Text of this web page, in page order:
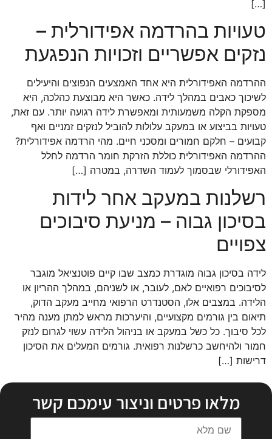
[…]
טעויות בהרדמה אפידורלית –
נזקים אפשריים וזכויות הנפגעת
ההרדמה האפידורלית היא אחד האמצעים הנפוצים והיעילים
לשיכוך כאבים במהלך לידה. כאשר היא מבוצעת כהלכה, היא
מספקת הקלה משמעותית ומאפשרת לידה רגועה יותר. עם זאת,
טעויות בביצוע או במעקב עלולות להוביל לנזקים זמניים ואף
קבועים – חלקם חמורים ומסכני חיים. מהי הרדמה אפידורלית?
ההרדמה האפידורלית כוללת הזרקת חומר הרדמה לחלל
האפידורלי שבסמוך לעמוד השדרה, במטרה […]
רשלנות במעקב אחר לידות
בסיכון גבוה – מניעת סיבוכים
צפויים
לידה בסיכון גבוה מוגדרת כמצב שבו קיים פוטנציאל מוגבר
לסיבוכים רפואיים לאם, לעובר, או לשניהם, במהלך ההריון או
הלידה. במצבים אלו, הסטנדרט הרפואי מחייב מעקב הדוק,
תיאום בין גורמים מקצועיים, והיערכות מראש למתן מענה מהיר
לכל סיבוך. כל כשל במעקב או בניהול הלידה עשוי לגרום לנזק
חמור ולהיחשב כרשלנות רפואית. גורמים המעלים את הסיכון
דרישות […]
←
מלאו פרטים וניצור עימכם קשר